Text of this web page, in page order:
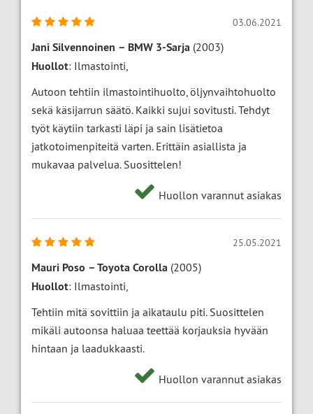
03.06.2021
Jani Silvennoinen – BMW 3-Sarja (2003)
Huollot: Ilmastointi,
Autoon tehtiin ilmastointihuolto, öljynvaihtohuolto
sekä käsijarrun säätö. Kaikki sujui sovitusti. Tehdyt
työt käytiin tarkasti läpi ja sain lisätietoa
jatkotoimenpiteitä varten. Erittäin asiallista ja
mukavaa palvelua. Suosittelen!
Huollon varannut asiakas
25.05.2021
Mauri Poso –Toyota Corolla (2005)
Huollot: Ilmastointi,
Tehtiin mitä sovittiin ja aikataulu piti. Suosittelen
mikäli autoonsa haluaa teettää korjauksia hyvään
hintaan ja laadukkaasti.
Huollon varannut asiakas